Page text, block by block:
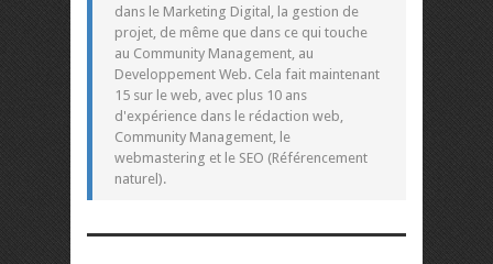
dans le Marketing Digital, la gestion de
projet, de même que dans ce qui touche
au Community Management, au
Developpement Web. Cela fait maintenant
15 sur le web, avec plus 10 ans
d'expérience dans le rédaction web,
Community Management, le
webmastering et le SEO (Référencement
naturel).